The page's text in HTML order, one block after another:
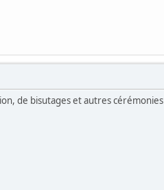
de bisutages et autres cérémonies